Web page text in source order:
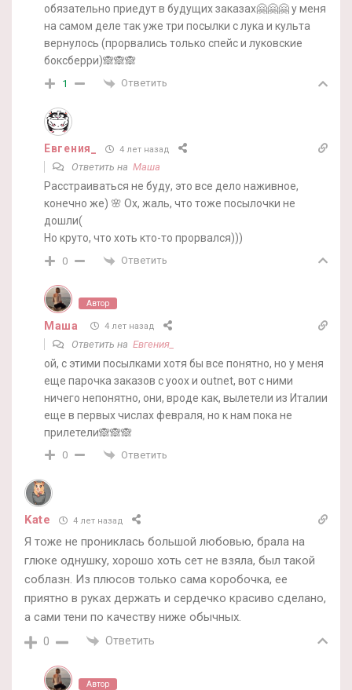
обязательно приедут в будущих заказах🤗🤗🤗 у меня
на самом деле так уже три посылки с лука и культа
вернулось (прорвались только спейс и луковские
боксберри)🙈🙈🙈
1 Ответить
Евгения_ 4 лет назад
Ответить на Маша
Расстраиваться не буду, это все дело наживное,
конечно же) 🌸 Ох, жаль, что тоже посылочки не
дошли(
Но круто, что хоть кто-то прорвался)))
0 Ответить
Автор
Маша 4 лет назад
Ответить на Евгения_
ой, с этими посылками хотя бы все понятно, но у меня
еще парочка заказов с yoox и outnet, вот с ними
ничего непонятно, они, вроде как, вылетели из Италии
еще в первых числах февраля, но к нам пока не
прилетели🙈🙈🙈
0 Ответить
Kate 4 лет назад
Я тоже не прониклась большой любовью, брала на
глюке однушку, хорошо хоть сет не взяла, был такой
соблазн. Из плюсов только сама коробочка, ее
приятно в руках держать и сердечко красиво сделано,
а сами тени по качеству ниже обычных.
0 Ответить
Автор